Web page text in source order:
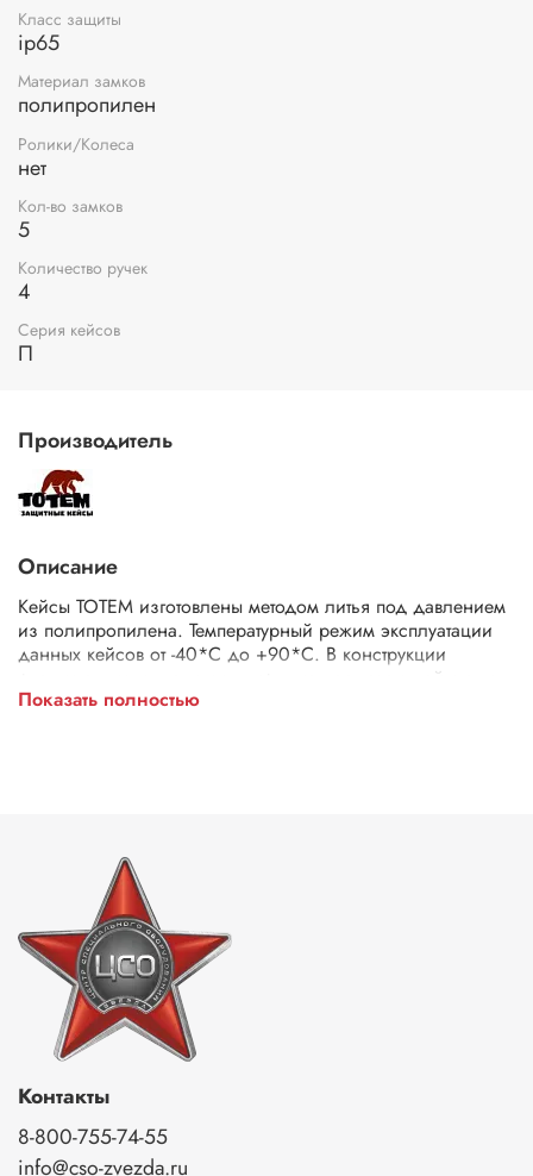
Класс защиты
ip65
Материал замков
полипропилен
Ролики/Колеса
нет
Кол-во замков
5
Количество ручек
4
Серия кейсов
П
Производитель
Описание
Кейсы ТОТЕМ изготовлены методом литья под давлением
из полипропилена. Температурный режим эксплуатации
данных кейсов от -40*C до +90*C. В конструкции
фурнитуры используются штифты из нержавеющей стали.
Ручки кейсов имеют резиновое покрытие, а сами кейсы
Показать полностью
Контакты
8-800-755-74-55
info@cso-zvezda.ru